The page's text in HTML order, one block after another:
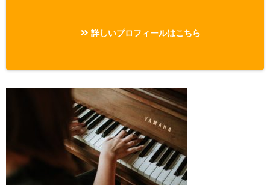
詳しいプロフィールはこちら